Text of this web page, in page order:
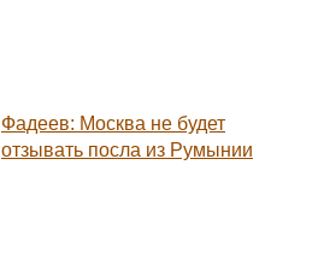
Фадеев: Москва не будет
отзывать посла из Румынии